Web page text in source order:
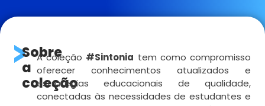
Sobre
a
coleção
A coleção #Sintonia tem como compromisso
oferecer conhecimentos atualizados e
estratégias educacionais de qualidade,
conectadas às necessidades de estudantes e